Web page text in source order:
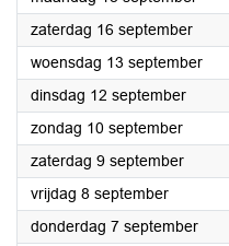
zaterdag 16 september2023
woensdag 13 september2023
dinsdag 12 september2023
zondag 10 september2023
zaterdag 9 september2023
vrijdag 8 september2023
donderdag 7 september2023